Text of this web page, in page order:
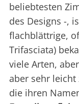
beliebtesten
des Designs -,
flachblättrige,
Trifasciata)
viele Arten,
aber sehr leicht
die ihren